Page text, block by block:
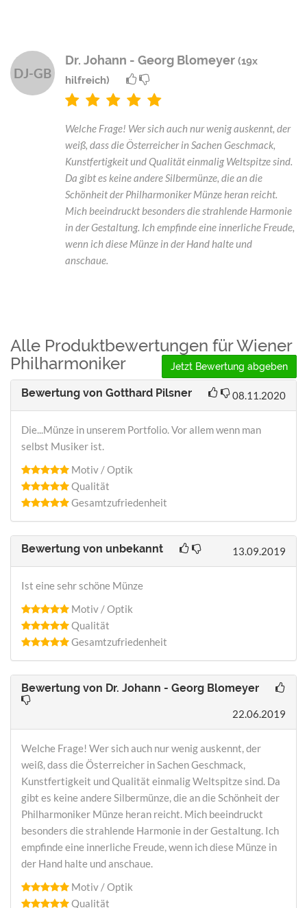
DJ-GB
Dr. Johann - Georg Blomeyer (19x
hilfreich)
Welche Frage! Wer sich auch nur wenig auskennt, der
weiß, dass die Österreicher in Sachen Geschmack,
Kunstfertigkeit und Qualität einmalig Weltspitze sind.
Da gibt es keine andere Silbermünze, die an die
Schönheit der Philharmoniker Münze heran reicht.
Mich beeindruckt besonders die strahlende Harmonie
in der Gestaltung. Ich empfinde eine innerliche Freude,
wenn ich diese Münze in der Hand halte und
anschaue.
Alle Produktbewertungen für Wiener
Philharmoniker
Jetzt Bewertung abgeben
Bewertung von Gotthard Pilsner 08.11.2020
Die...Münze in unserem Portfolio. Vor allem wenn man
selbst Musiker ist.
Motiv / Optik
Qualität
Gesamtzufriedenheit
Bewertung von unbekannt 13.09.2019
Ist eine sehr schöne Münze
Motiv / Optik
Qualität
Gesamtzufriedenheit
Bewertung von Dr. Johann - Georg Blomeyer
22.06.2019
Welche Frage! Wer sich auch nur wenig auskennt, der
weiß, dass die Österreicher in Sachen Geschmack,
Kunstfertigkeit und Qualität einmalig Weltspitze sind. Da
gibt es keine andere Silbermünze, die an die Schönheit der
Philharmoniker Münze heran reicht. Mich beeindruckt
besonders die strahlende Harmonie in der Gestaltung. Ich
empfinde eine innerliche Freude, wenn ich diese Münze in
der Hand halte und anschaue.
Motiv / Optik
Qualität